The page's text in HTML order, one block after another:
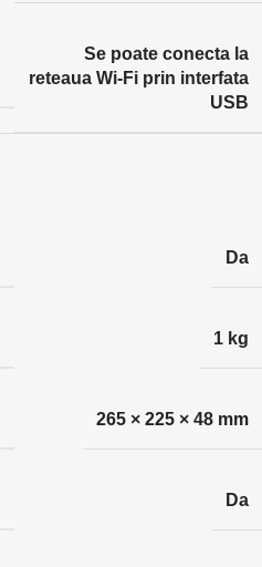
Se poate conecta la
reteaua Wi-Fi prin interfata
USB
Da
1 kg
265 × 225 × 48 mm
Da